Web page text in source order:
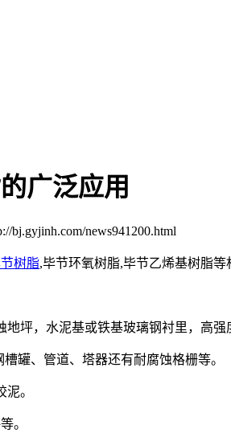
广泛应用
bj.gyjinh.com/news941200.html
树脂,毕节环氧树脂,毕节乙烯基树脂等
，水泥基或铁基玻璃钢衬里，高强
、管道、塔器还有耐腐蚀格栅等。
。
。